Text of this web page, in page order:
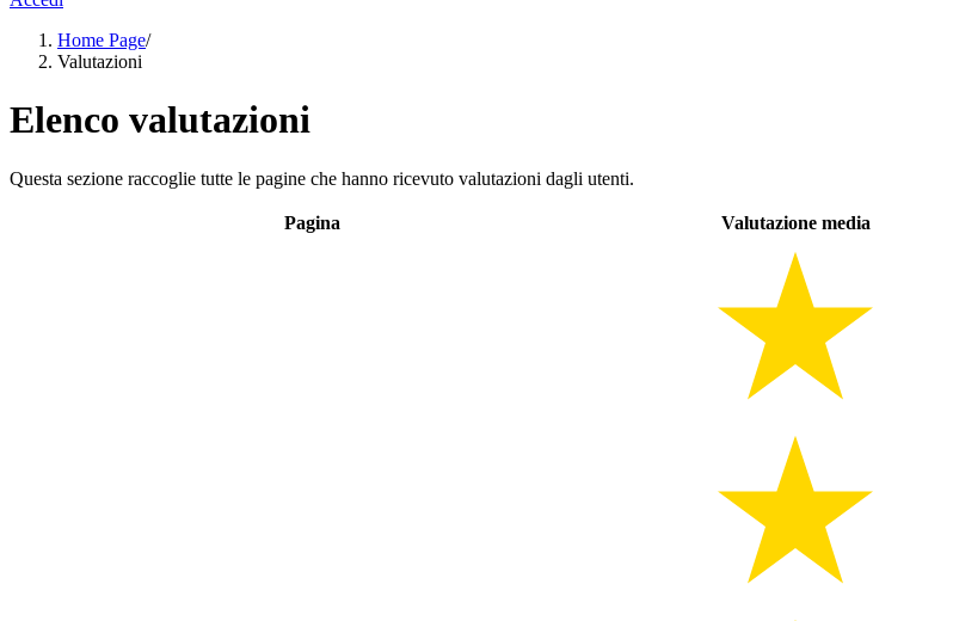
Home Page/
Valutazioni
Elenco valutazioni
Questa sezione raccoglie tutte le pagine che hanno ricevuto valutazioni dagli utenti.
Pagina Valutazione media